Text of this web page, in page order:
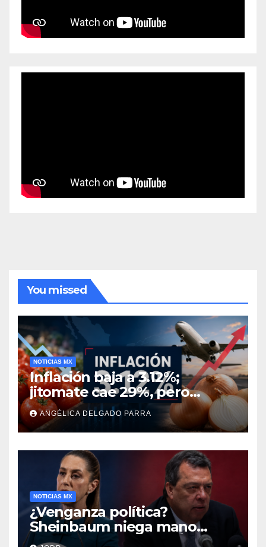
You missed
NOTICIAS MX
Inflación baja a 3.12%;
jitomate cae 29%, pero
cebolla y vuelos se
encarecen
ANGÉLICA DELGADO PARRA
NOTICIAS MX
¿Venganza política?
Sheinbaum niega mano
negra en captura de Ángel